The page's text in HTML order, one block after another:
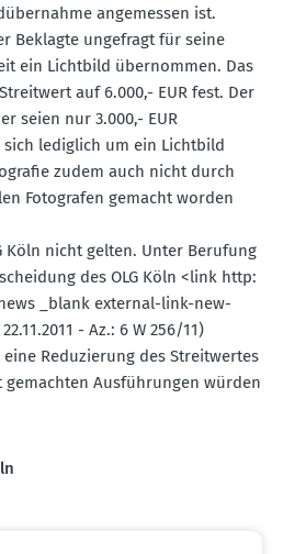
angemessen ist.
Beklagte ungefragt für seine
ein Lichtbild übernommen. Das
auf 6.000,- EUR fest. Der
seien nur 3.000,- EUR
sich lediglich um ein Lichtbild
zudem auch nicht durch
Fotografen gemacht worden
Köln nicht gelten. Unter Berufung
des OLG Köln <link http:
_blank external-link-new-
- Az.: 6 W 256/11)
Reduzierung des Streit­wertes
Ausfüh­rungen würden